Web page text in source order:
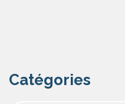
Catégories